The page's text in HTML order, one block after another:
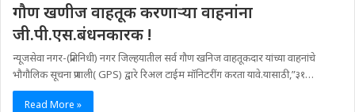
गौण खणीज वाहतूक करणाऱ्या वाहनांना
जी.पी.एस.बंधनकारक !
न्यूजसेवा नगर-(प्रतिनिधी) नगर जिल्हयातील सर्व गौण खनिज वाहतूकदार यांच्या वाहनांचे
भौगौल‍िक सूचना प्रणाली( GPS) द्वारे रिअल टाईम मॉनिटरींग करता यावे.यासाठी,”३१…
Read More »